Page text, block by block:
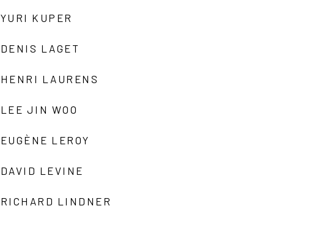
YURI KUPER
DENIS LAGET
HENRI LAURENS
LEE JIN WOO
EUGÈNE LEROY
DAVID LEVINE
RICHARD LINDNER